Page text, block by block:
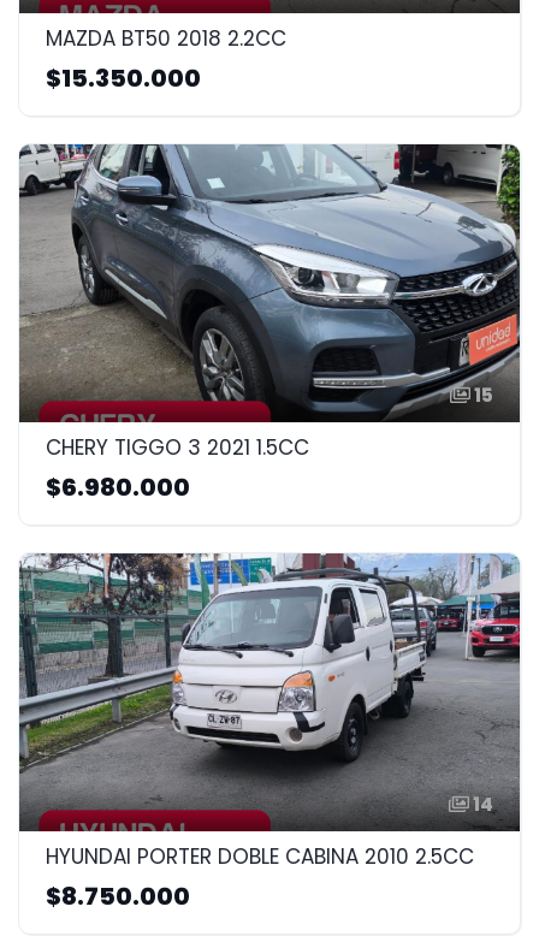
MAZDA BT50 2018 2.2CC
$15.350.000
15
CHERY TIGGO 3 2021 1.5CC
$6.980.000
14
HYUNDAI PORTER DOBLE CABINA 2010 2.5CC
$8.750.000